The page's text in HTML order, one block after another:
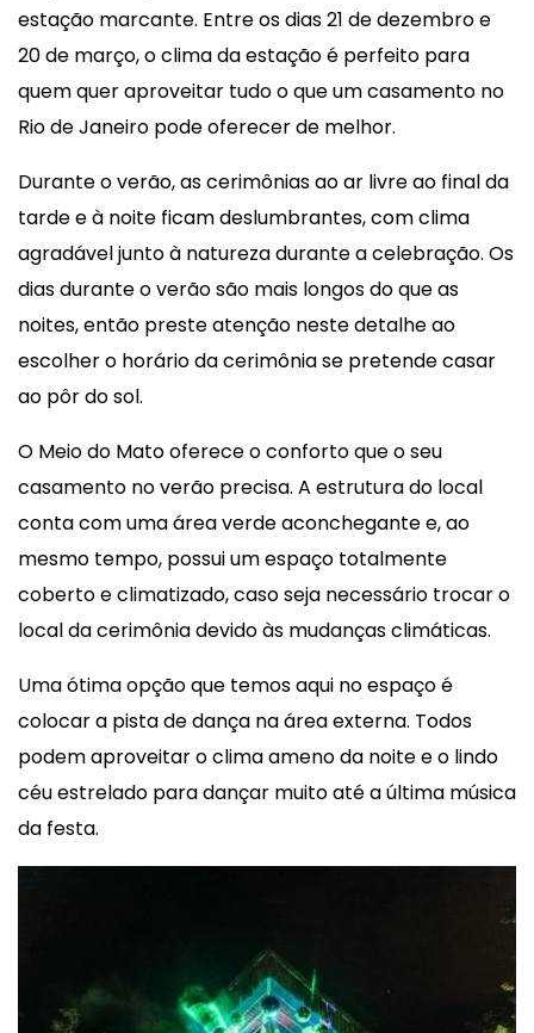
estação marcante. Entre os dias 21 de dezembro e
20 de março, o clima da estação é perfeito para
quem quer aproveitar tudo o que um casamento no
Rio de Janeiro pode oferecer de melhor.
Durante o verão, as cerimônias ao ar livre ao final da
tarde e à noite ficam deslumbrantes, com clima
agradável junto à natureza durante a celebração. Os
dias durante o verão são mais longos do que as
noites, então preste atenção neste detalhe ao
escolher o horário da cerimônia se pretende casar
ao pôr do sol.
O Meio do Mato oferece o conforto que o seu
casamento no verão precisa. A estrutura do local
conta com uma área verde aconchegante e, ao
mesmo tempo, possui um espaço totalmente
coberto e climatizado, caso seja necessário trocar o
local da cerimônia devido às mudanças climáticas.
Uma ótima opção que temos aqui no espaço é
colocar a pista de dança na área externa. Todos
podem aproveitar o clima ameno da noite e o lindo
céu estrelado para dançar muito até a última música
da festa.